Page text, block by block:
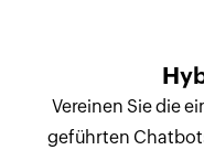
Vereinen Sie die
geführten